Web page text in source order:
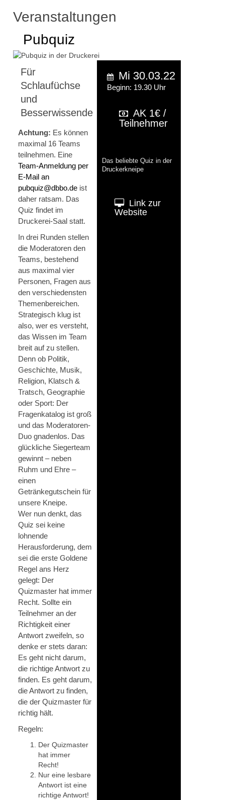
Veranstaltungen
Pubquiz
Für
Schlaufüchse
und
Besserwissende
Achtung: Es können
maximal 16 Teams
teilnehmen. Eine
Team-Anmeldung per
E-Mail an
pubquiz@dbbo.de ist
daher ratsam. Das
Quiz findet im
Druckerei-Saal statt.
In drei Runden stellen
die Moderatoren den
Teams, bestehend
aus maximal vier
Personen, Fragen aus
den verschiedensten
Themen­bereichen.
Strategisch klug ist
also, wer es versteht,
das Wissen im Team
breit auf zu stellen.
Denn ob Politik,
Geschichte, Musik,
Religion, Klatsch &
Tratsch, Geographie
oder Sport: Der
Fragenkatalog ist groß
und das Moderatoren-
Duo gnadenlos. Das
glückliche Siegerteam
gewinnt – neben
Ruhm und Ehre –
einen
Getränkegutschein für
unsere Kneipe.
Wer nun denkt, das
Quiz sei keine
lohnende
Herausforderung, dem
sei die erste Goldene
Regel ans Herz
gelegt: Der
Quizmaster hat immer
Recht. Sollte ein
Teilnehmer an der
Richtigkeit einer
Antwort zweifeln, so
denke er stets daran:
Es geht nicht darum,
die richtige Antwort zu
finden. Es geht darum,
die Antwort zu finden,
die der Quizmaster für
richtig hält.
Regeln:
Der Quizmaster
hat immer
Recht!
Nur eine lesbare
Antwort ist eine
richtige Antwort!
Mi 30.03.22
Beginn: 19.30 Uhr
AK 1€ /
Teilnehmer
Das beliebte Quiz in der
Druckerkneipe
Link zur
Website